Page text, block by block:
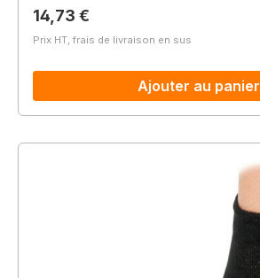
Prix régulier :
14,73 €
Prix HT, frais de livraison en sus
Ajouter au panier